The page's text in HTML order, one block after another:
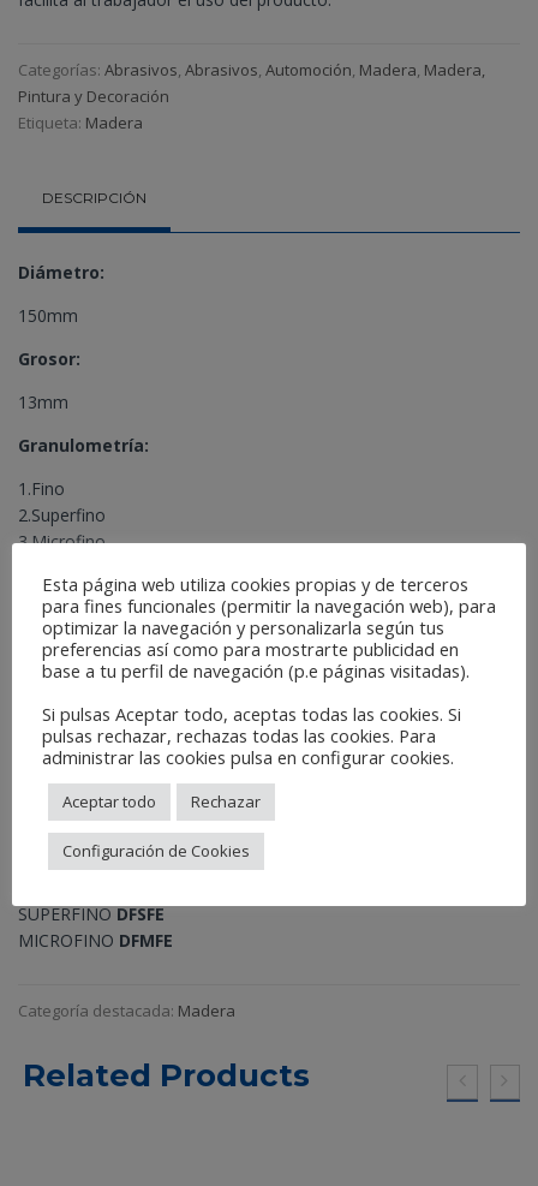
Categorías: Abrasivos Abrasivos Automoción Madera Madera,
Pintura y Decoración
Etiqueta: Madera
DESCRIPCIÓN
Diámetro:
150mm
Grosor:
13mm
Granulometría:
1.Fino
2.Superfino
3.Microfino
Composición:
A/O
Embalaje:
20u
Agujeros:
Referencia:
SUPERFINO DFSFE
MICROFINO DFMFE
Categoría destacada: Madera
Related Products
Esta página web utiliza cookies propias y de terceros
para fines funcionales (permitir la navegación web), para
optimizar la navegación y personalizarla según tus
preferencias así como para mostrarte publicidad en
base a tu perfil de navegación (p.e páginas visitadas).
Si pulsas Aceptar todo, aceptas todas las cookies. Si
pulsas rechazar, rechazas todas las cookies. Para
administrar las cookies pulsa en configurar cookies.
Aceptar todo Rechazar
Configuración de Cookies